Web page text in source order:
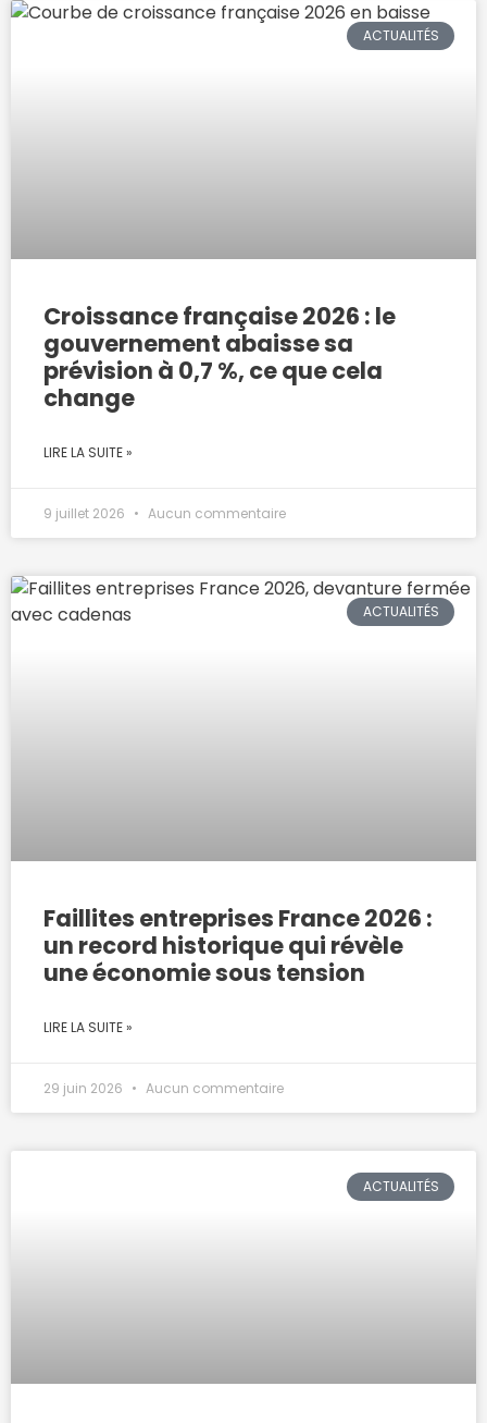
ACTUALITÉS
Croissance française 2026 : le
gouvernement abaisse sa
prévision à 0,7 %, ce que cela
change
LIRE LA SUITE »
9 juillet 2026 Aucun commentaire
ACTUALITÉS
Faillites entreprises France 2026 :
un record historique qui révèle
une économie sous tension
LIRE LA SUITE »
29 juin 2026 Aucun commentaire
ACTUALITÉS